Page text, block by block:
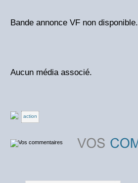
Bande annonce VF non disponible.
Aucun média associé.
action